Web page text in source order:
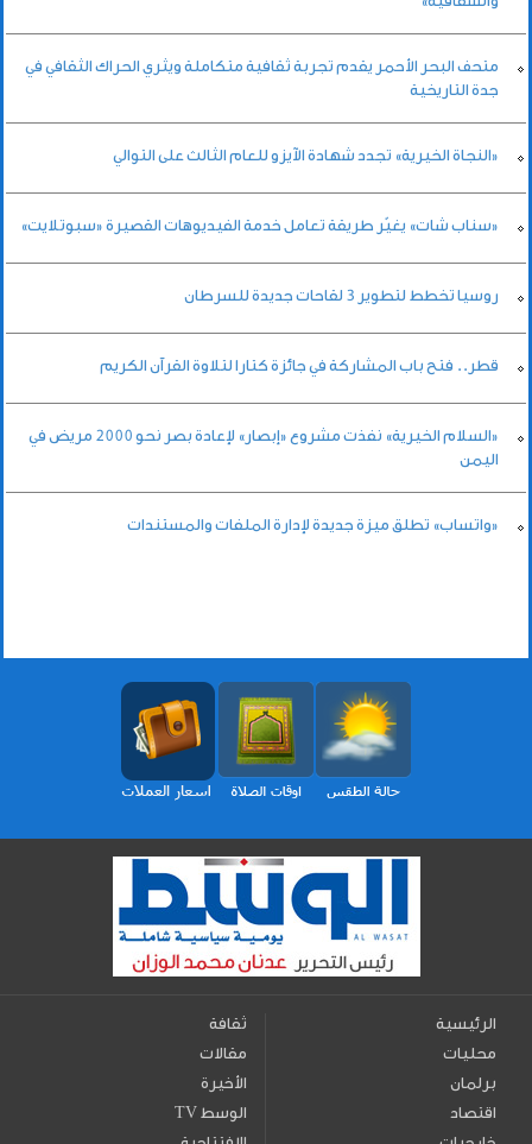
متحف البحر الأحمر يقدم تجربة ثقافية متكاملة ويثري الحراك الثقافي في
جدة التاريخية
«النجاة الخيرية» تجدد شهادة الآيزو للعام الثالث على التوالي
«سناب شات» يغيّر طريقة تعامل خدمة الفيديوهات القصيرة «سبوتلايت»
روسيا تخطط لتطوير 3 لقاحات جديدة للسرطان
قطر.. فتح باب المشاركة في جائزة كتارا لتلاوة القرآن الكريم
«السلام الخيرية» نفذت مشروع «إبصار» لإعادة بصر نحو 2000 مريض في
اليمن
«واتساب» تطلق ميزة جديدة لإدارة الملفات والمستندات
الرئيسية
محليات
برلمان
اقتصاد
ثقافة
مقالات
الأخيرة
TV الوسط